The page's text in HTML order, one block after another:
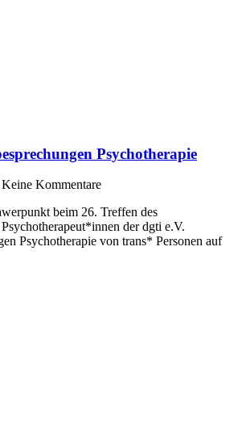
Psychotherapie
Keine Kommentare
beim 26. Treffen des
der dgti e.V.
Psychotherapie von trans* Personen auf